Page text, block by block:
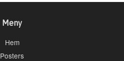
Meny
Hem
Posters